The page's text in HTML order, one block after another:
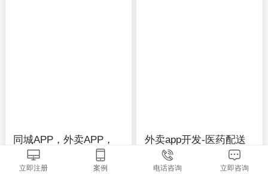
同城APP，外卖APP，
O2O APP主题模板-APP
在线开发制作-应用公园
外卖app开发-医药配送
app开发-生鲜蔬菜配送
app模板-应用公园
立即注册 案例 电话咨询 立即咨询